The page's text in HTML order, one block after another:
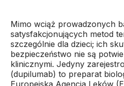
Mimo wciąż prowadzonych
satysfakcjonujących metod
szczególnie dla dzieci; ich
bezpieczeństwo nie są
klinicznymi. Jedyny
(dupilumab) to preparat